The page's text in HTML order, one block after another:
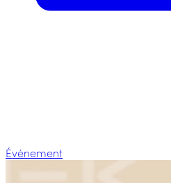
Événement